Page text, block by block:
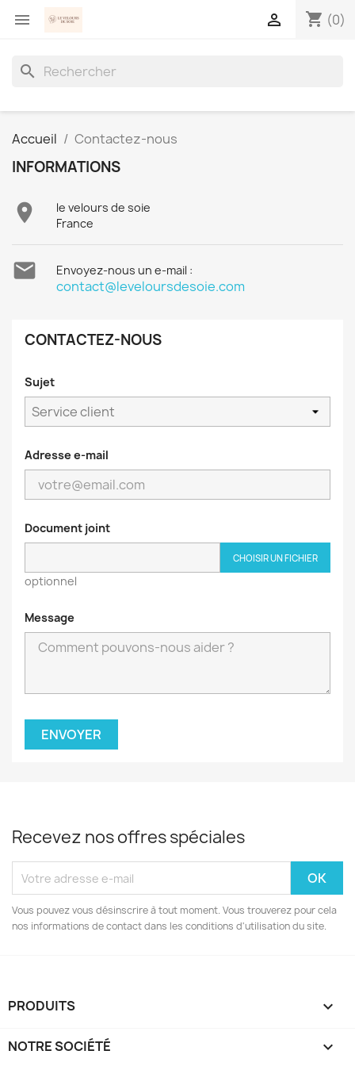
 shopping_cart (0)

search
Accueil Contactez-nous
INFORMATIONS

le velours de soie
France
 Envoyez-nous un e-mail :
contact@leveloursdesoie.com
CONTACTEZ-NOUS
Sujet
Adresse e-mail
Document joint
CHOISIR UN FICHIER
optionnel
Message
Recevez nos offres spéciales
Vous pouvez vous désinscrire à tout moment. Vous trouverez pour cela
nos informations de contact dans les conditions d'utilisation du site.
PRODUITS 
NOTRE SOCIÉTÉ 